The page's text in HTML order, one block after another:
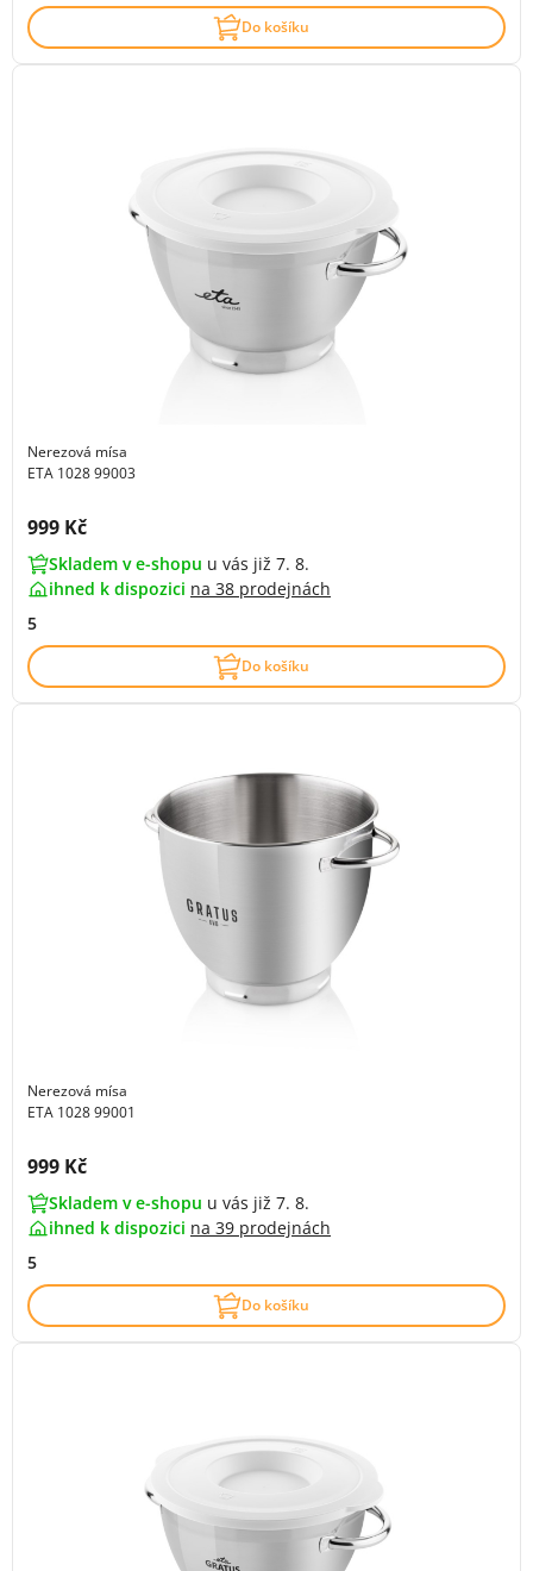
Do košíku
Nerezová mísa
ETA 1028 99003
Cena s DPH:
999 Kč
Skladem v e-shopu u vás již 7. 8.
ihned k dispozici na 38 prodejnách
5
Do košíku
Nerezová mísa
ETA 1028 99001
Cena s DPH:
999 Kč
Skladem v e-shopu u vás již 7. 8.
ihned k dispozici na 39 prodejnách
5
Do košíku